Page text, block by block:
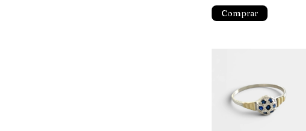
Comprar